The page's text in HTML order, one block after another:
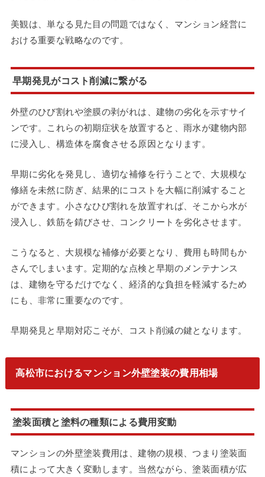
美観は、単なる見た目の問題ではなく、マンション経営に
おける重要な戦略なのです。
早期発見がコスト削減に繋がる
外壁のひび割れや塗膜の剥がれは、建物の劣化を示すサイ
ンです。これらの初期症状を放置すると、雨水が建物内部
に浸入し、構造体を腐食させる原因となります。
早期に劣化を発見し、適切な補修を行うことで、大規模な
修繕を未然に防ぎ、結果的にコストを大幅に削減すること
ができます。小さなひび割れを放置すれば、そこから水が
浸入し、鉄筋を錆びさせ、コンクリートを劣化させます。
こうなると、大規模な補修が必要となり、費用も時間もか
さんでしまいます。定期的な点検と早期のメンテナンス
は、建物を守るだけでなく、経済的な負担を軽減するため
にも、非常に重要なのです。
早期発見と早期対応こそが、コスト削減の鍵となります。
高松市におけるマンション外壁塗装の費用相場
塗装面積と塗料の種類による費用変動
マンションの外壁塗装費用は、建物の規模、つまり塗装面
積によって大きく変動します。当然ながら、塗装面積が広